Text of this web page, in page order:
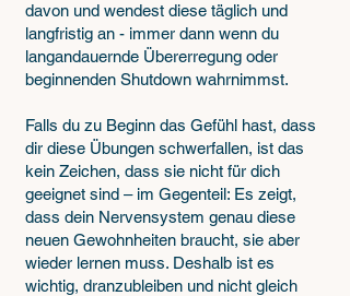
davon und wendest diese täglich und
langfristig an - immer dann wenn du
langandauernde Übererregung oder
beginnenden Shutdown wahrnimmst.
Falls du zu Beginn das Gefühl hast, dass
dir diese Übungen schwerfallen, ist das
kein Zeichen, dass sie nicht für dich
geeignet sind – im Gegenteil: Es zeigt,
dass dein Nervensystem genau diese
neuen Gewohnheiten braucht, sie aber
wieder lernen muss. Deshalb ist es
wichtig, dranzubleiben und nicht gleich